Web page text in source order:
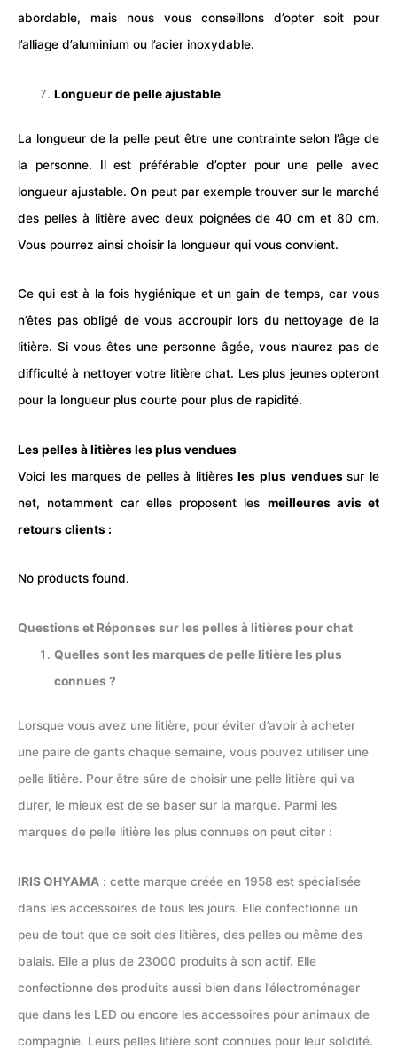
abordable, mais nous vous conseillons d’opter soit pour
l’alliage d’aluminium ou l’acier inoxydable.
Longueur de pelle ajustable
La longueur de la pelle peut être une contrainte selon l’âge de
la personne. Il est préférable d’opter pour une pelle avec
longueur ajustable. On peut par exemple trouver sur le marché
des pelles à litière avec deux poignées de 40 cm et 80 cm.
Vous pourrez ainsi choisir la longueur qui vous convient.
Ce qui est à la fois hygiénique et un gain de temps, car vous
n’êtes pas obligé de vous accroupir lors du nettoyage de la
litière. Si vous êtes une personne âgée, vous n’aurez pas de
difficulté à nettoyer votre litière chat. Les plus jeunes opteront
pour la longueur plus courte pour plus de rapidité.
Les pelles à litières les plus vendues
Voici les marques de pelles à litièresles plus venduessur le
net, notamment car elles proposent les meilleures avis et
retours clients :
No products found.
Questions et Réponses sur les pelles à litières pour chat
Quelles sont les marques de pelle litière les plus
connues ?
Lorsque vous avez une litière, pour éviter d’avoir à acheter
une paire de gants chaque semaine, vous pouvez utiliser une
pelle litière. Pour être sûre de choisir une pelle litière qui va
durer, le mieux est de se baser sur la marque. Parmi les
marques de pelle litière les plus connues on peut citer :
IRIS OHYAMA : cette marque créée en 1958 est spécialisée
dans les accessoires de tous les jours. Elle confectionne un
peu de tout que ce soit des litières, des pelles ou même des
balais. Elle a plus de 23000 produits à son actif. Elle
confectionne des produits aussi bien dans l’électroménager
que dans les LED ou encore les accessoires pour animaux de
compagnie. Leurs pelles litière sont connues pour leur solidité.